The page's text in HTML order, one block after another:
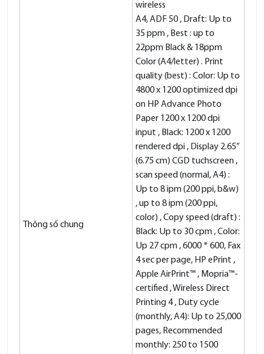
Thông số chung
wireless
A4, ADF 50 , Draft: Up to
35 ppm , Best : up to
22ppm Black & 18ppm
Color (A4/letter) . Print
quality (best) : Color: Up to
4800 x 1200 optimized dpi
on HP Advance Photo
Paper 1200 x 1200 dpi
input , Black: 1200 x 1200
rendered dpi , Display 2.65”
(6.75 cm) CGD tuchscreen ,
scan speed (normal, A4) :
Up to 8 ipm (200 ppi, b&w)
, up to 8 ipm (200 ppi,
color) , Copy speed (draft) :
Black: Up to 30 cpm , Color:
Up 27 cpm , 6000 * 600, Fax
4 sec per page, HP ePrint ,
Apple AirPrint™ , Mopria™-
certified , Wireless Direct
Printing 4 , Duty cycle
(monthly, A4): Up to 25,000
pages, Recommended
monthly: 250 to 1500